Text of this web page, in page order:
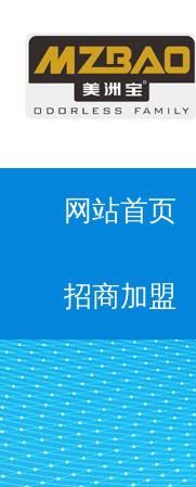
网站首页
招商加盟